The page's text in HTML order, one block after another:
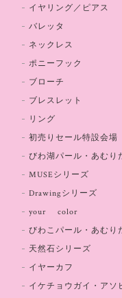
イヤリング／ピアス
バレッタ
ネックレス
ポニーフック
ブローチ
ブレスレット
リング
初売りセール特設会場
びわ湖パール・あむり
MUSEシリーズ
Drawingシリーズ
your color
びわこパール・あむり
天然石シリーズ
イヤーカフ
イケチョウガイ・アソ